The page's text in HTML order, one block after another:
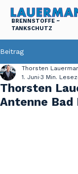
BRENNSTOFFE ~
TANKSCHUTZ
Beitrag
Thorsten
Antenne Bad
Thorsten
1. Juni 3 Min.